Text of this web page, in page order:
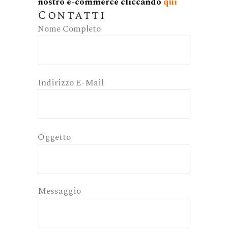
Contatti
Nome Completo
Indirizzo E-Mail
Oggetto
Messaggio